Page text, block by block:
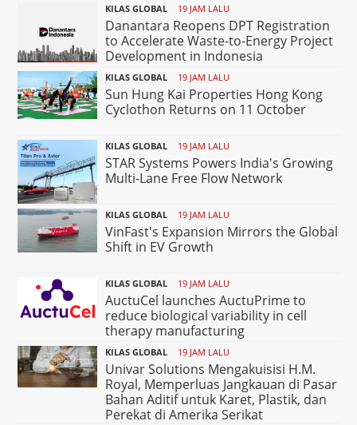
KILAS GLOBAL 19 JAM LALU
Danantara Reopens DPT Registration
to Accelerate Waste-to-Energy Project
Development in Indonesia
KILAS GLOBAL 19 JAM LALU
Sun Hung Kai Properties Hong Kong
Cyclothon Returns on 11 October
KILAS GLOBAL 19 JAM LALU
STAR Systems Powers India's Growing
Multi-Lane Free Flow Network
KILAS GLOBAL 19 JAM LALU
VinFast's Expansion Mirrors the Global
Shift in EV Growth
KILAS GLOBAL 19 JAM LALU
AuctuCel launches AuctuPrime to
reduce biological variability in cell
therapy manufacturing
KILAS GLOBAL 19 JAM LALU
Univar Solutions Mengakuisisi H.M.
Royal, Memperluas Jangkauan di Pasar
Bahan Aditif untuk Karet, Plastik, dan
Perekat di Amerika Serikat